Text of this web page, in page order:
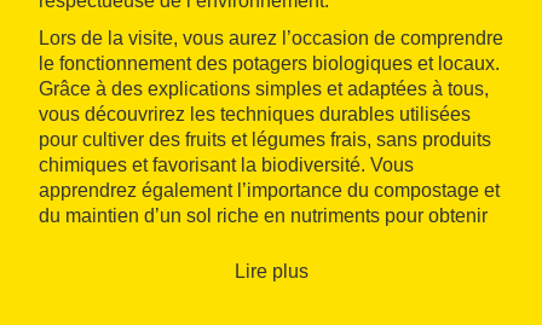
Lors de la visite, vous aurez l’occasion de comprendre
le fonctionnement des potagers biologiques et locaux.
Grâce à des explications simples et adaptées à tous,
vous découvrirez les techniques durables utilisées
pour cultiver des fruits et légumes frais, sans produits
chimiques et favorisant la biodiversité. Vous
apprendrez également l’importance du compostage et
du maintien d’un sol riche en nutriments pour obtenir
Un des aspects essentiels de cette expérience est de
Lire plus